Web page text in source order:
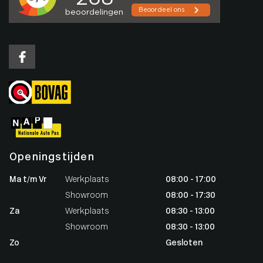
Openingstijden
Ma t/m Vr
Werkplaats
Showroom
Za
Werkplaats
Showroom
Zo
08:00 - 17:00
08:00 - 17:30
08:30 - 13:00
08:30 - 13:00
Gesloten